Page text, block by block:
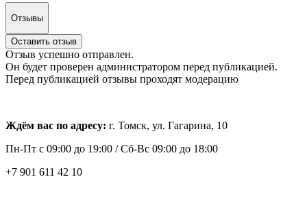
Отзывы
Оставить отзыв
Отзыв успешно отправлен.
Он будет проверен администратором перед публикацией.
Перед публикацией отзывы проходят модерацию
Ждём вас по адресу: г. Томск, ул. Гагарина, 10
Пн-Пт с 09:00 до 19:00 /Сб-Вс 09:00 до 18:00
+7 901 611 42 10